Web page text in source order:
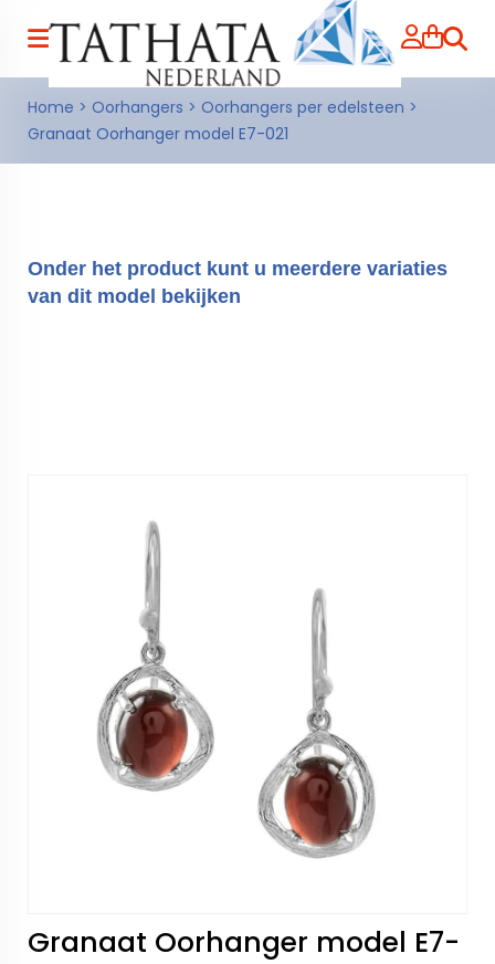
Home > Oorhangers > Oorhangers per edelsteen >
Granaat Oorhanger model E7-021
Onder het product kunt u meerdere variaties
van dit model bekijken
Granaat Oorhanger model E7-